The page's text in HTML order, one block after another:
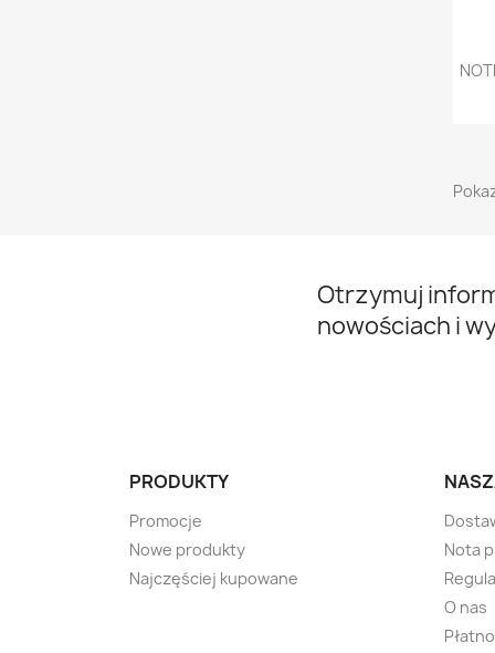
Otrzymuj
nowościach i
PRODUKTY
Promocje
Nowe produkty
Najczęściej kupowane
Nota
O nas